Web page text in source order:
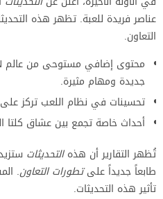
عناصر فريدة للعبة. تظهر هذه
التعاون.
جديدة ومهام مثيرة.
تحسينات في نظام اللعب تركز على
أحداث خاصة تجمع بين عشاق كلتا
تُظهر التقارير أن هذهالتحديثات
طابعاً جديداً علىتطورات التعاون.
تأثير هذه التحديثات.